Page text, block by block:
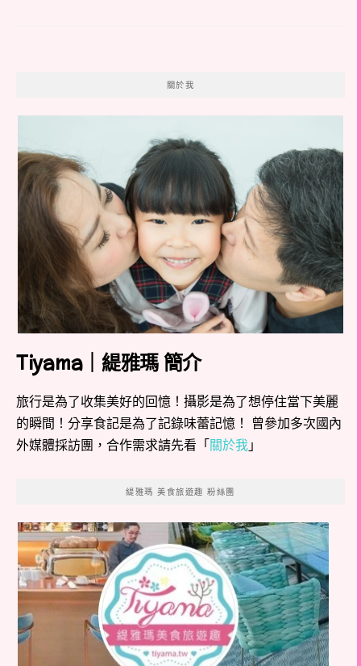
關於我
Tiyama｜緹雅瑪 簡介
旅行是為了收集美好的回憶！攝影是為了想停住當下美麗
的瞬間！分享食記是為了記錄味蕾記憶！ 曾參加多次國內
外媒體採訪團，合作需求請先看「關於我」
緹雅瑪 美食旅遊趣 粉絲團